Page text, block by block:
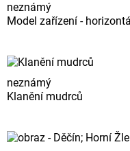
neznámý
Model zařízení -
neznámý
Klanění mudrců